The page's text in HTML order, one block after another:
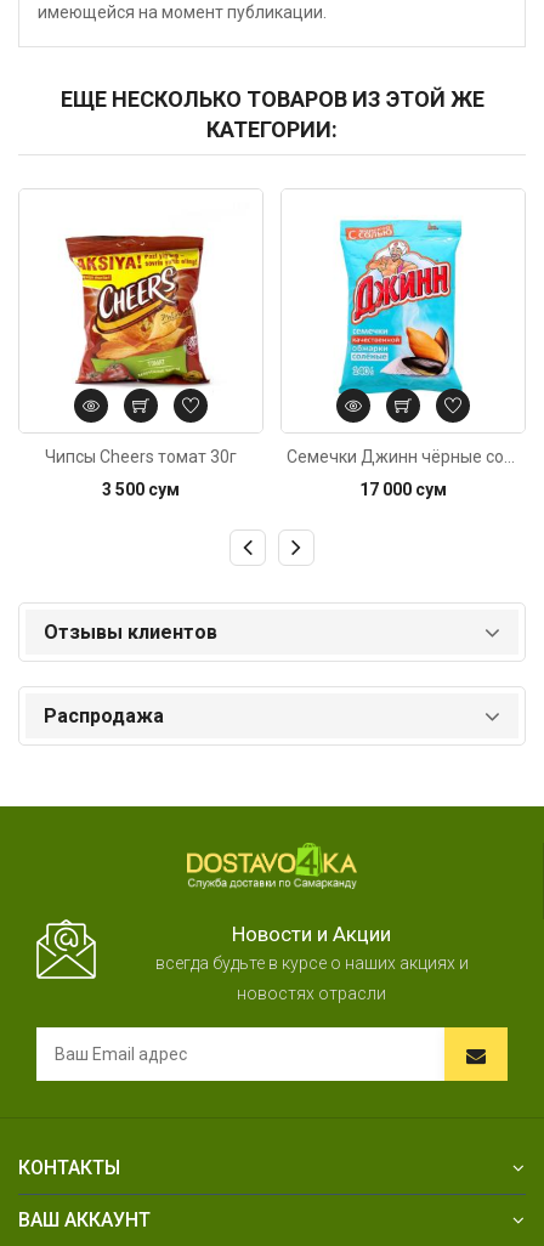
имеющейся на момент публикации.
ЕЩЕ НЕСКОЛЬКО ТОВАРОВ ИЗ ЭТОЙ ЖЕ
КАТЕГОРИИ:
Чипсы Cheers томат 30г
3 500 сум
17 000 сум
Отзывы клиентов
Распродажа
Новости и Акции
всегда будьте в курсе о наших акциях и
новостях отрасли
КОНТАКТЫ
ВАШ АККАУНТ